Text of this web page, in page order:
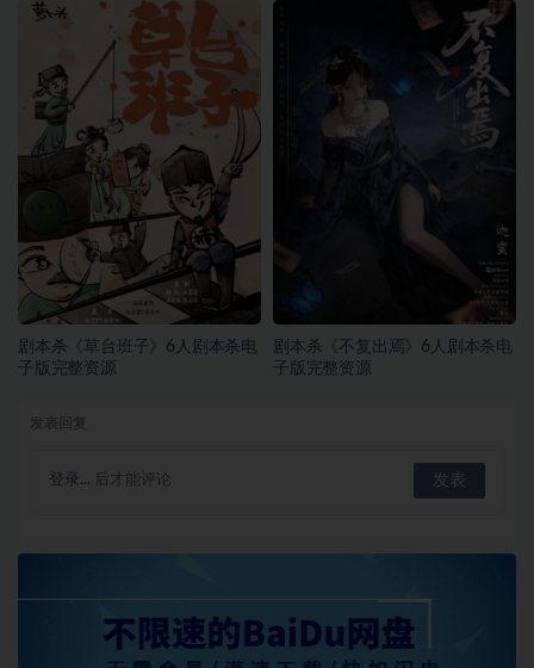
剧本杀《草台班子》6人剧本杀电
子版完整资源
剧本杀《不复出焉》6人剧本杀电
子版完整资源
登录... 后才能评论